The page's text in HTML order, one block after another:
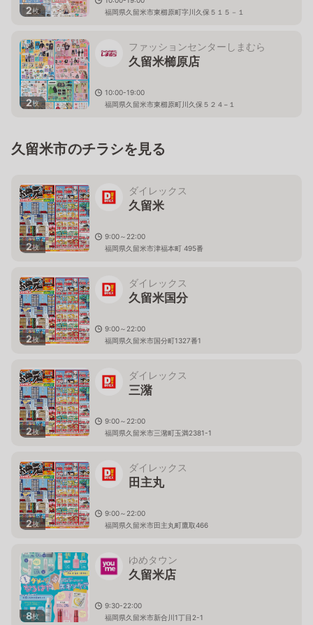
2枚
福岡県久留米市東櫛原町字川久保５１５－１
2枚
ファッションセンターしまむら
久留米櫛原店
10:00-19:00
福岡県久留米市東櫛原町川久保５２４−１
久留米市のチラシを見る
2枚
ダイレックス
久留米
9:00～22:00
福岡県久留米市津福本町 495番
2枚
ダイレックス
久留米国分
9:00～22:00
福岡県久留米市国分町1327番1
2枚
ダイレックス
三潴
9:00～22:00
福岡県久留米市三潴町玉満2381-1
2枚
ダイレックス
田主丸
9:00～22:00
福岡県久留米市田主丸町鷹取466
8枚
ゆめタウン
久留米店
9:30-22:00
福岡県久留米市新合川1丁目2-1